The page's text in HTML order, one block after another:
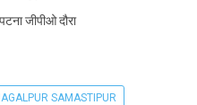
जीपीओ दौरा
SAMASTIPUR